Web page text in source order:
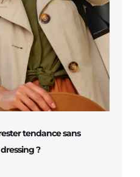
tendance sans
?